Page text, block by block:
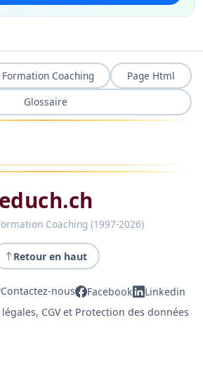
Formation Coaching
Page Html
Glossaire
educh.ch
Coaching (1997-2026)
Retour en haut
Contactez-nous Facebook
Linkedin
CGV et Protection des données